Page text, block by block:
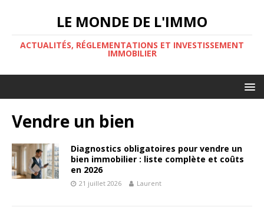
LE MONDE DE L'IMMO
ACTUALITÉS, RÉGLEMENTATIONS ET INVESTISSEMENT
IMMOBILIER
Vendre un bien
Diagnostics obligatoires pour vendre un
bien immobilier : liste complète et coûts
en 2026
21 juillet 2026 Laurent